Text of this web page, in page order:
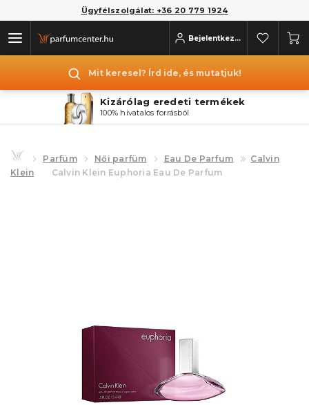
Ügyfélszolgálat: +36 20 779 1924
Bejelentkezés
Mit keresel? Írd ide, és mutatjuk!
Kizárólag eredeti termékek
100% hivatalos forrásból
Parfüm Női parfüm Eau De Parfum
Calvin
Klein
Calvin Klein Euphoria Eau De Parfum